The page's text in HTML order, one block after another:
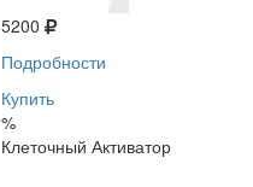
5200
Подробности
Купить
%
Клеточный Активатор